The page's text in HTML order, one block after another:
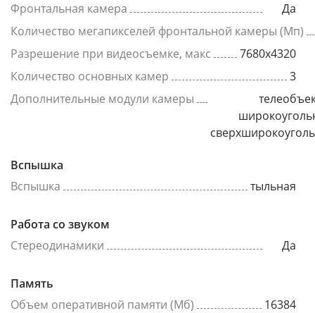
Фронтальная камера
Да
Количество мегапикселей фронтальной камеры (Мп)
Разрешение при видеосъемке, макс
7680x4320
Количество основных камер
3
Дополнительные модули камеры
Вспышка
Вспышка
тыльная
Работа со звуком
Стереодинамики
Да
Память
Объем оперативной памяти (Мб)
16384